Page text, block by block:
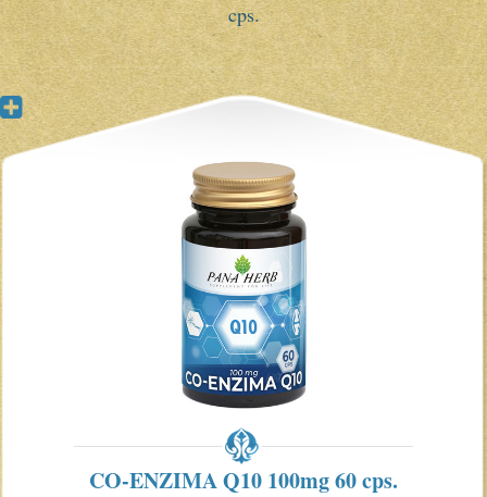
cps.
CO-ENZIMA Q10 100mg 60 cps.